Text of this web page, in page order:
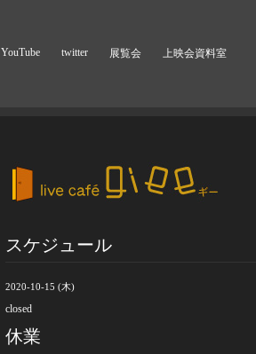
YouTube twitter 展覧会 上映会資料室
スケジュール
2020-10-15 (木)
closed
休業